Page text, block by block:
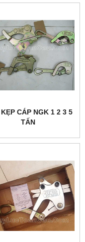
CÁP NGK 1 2 3 5
TẤN